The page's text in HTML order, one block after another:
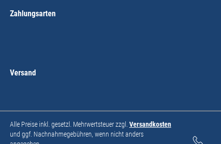
Zahlungsarten
Versand
Alle Preise inkl. gesetzl. Mehrwertsteuer zzgl. Versandkosten
und ggf. Nachnahmegebühren, wenn nicht anders